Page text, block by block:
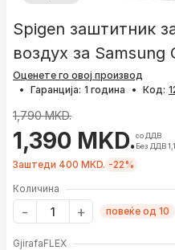
Spigen заштитник
воздух за Samsung
Оценете го овој производ
• Гаранција: 1 година • Код:
1,790 MKD.
1,390 MKD.со ДДВ
Без ДДВ
Заштеди 400 MKD. -22%
Количина
повеќе од 10
GjirafaFLEX